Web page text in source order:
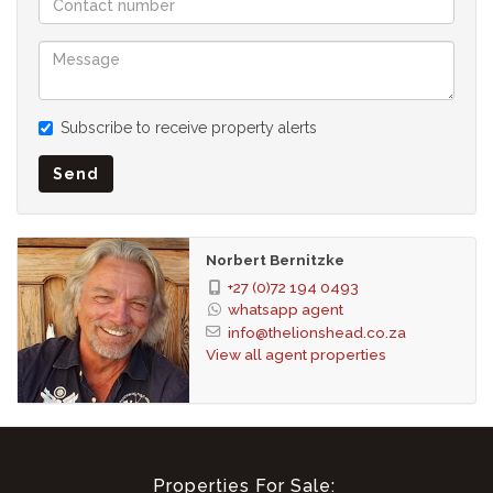
oder Balkon.
Andere Gebäude: Wäscherei, 3 Lagerräume. Pumpen- und
Gegensprechanlage, Sat-TV, Wi-Fi, Jacuzzi Deck
Wasser: Gemeindewasserplan, Bewässerungswasserplan,
Flusswasser, Bewässerungssystem.
Einkommen: Ausgezeichnet
Erweiterbarkeit: Genehmigte Unterteilung von Grundstück Nr.
2 für ein zweites Gebäude auf ERF 4094
Extra: Großer Poolbereich, schöner Whirlpool Bereich,
parkähnlicher Garten mit vielen Bäumen.
Großer Damm und Fischteich
Subscribe to receive property alerts
Send
Norbert Bernitzke
+27 (0)72 194 0493
whatsapp agent
info@thelionshead.co.za
View all agent properties
Properties For Sale: